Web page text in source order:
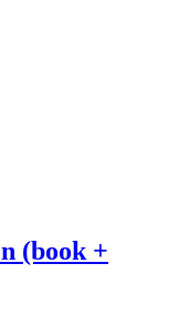
(book +